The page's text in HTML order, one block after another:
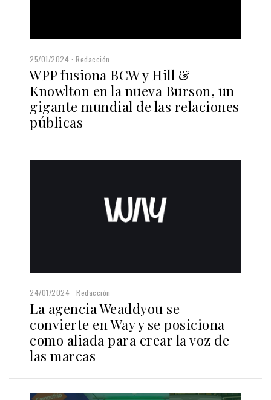
25/01/2024 Redacción
WPP fusiona BCW y Hill &
Knowlton en la nueva Burson, un
gigante mundial de las relaciones
públicas
24/01/2024 Redacción
La agencia Weaddyou se
convierte en Way y se posiciona
como aliada para crear la voz de
las marcas